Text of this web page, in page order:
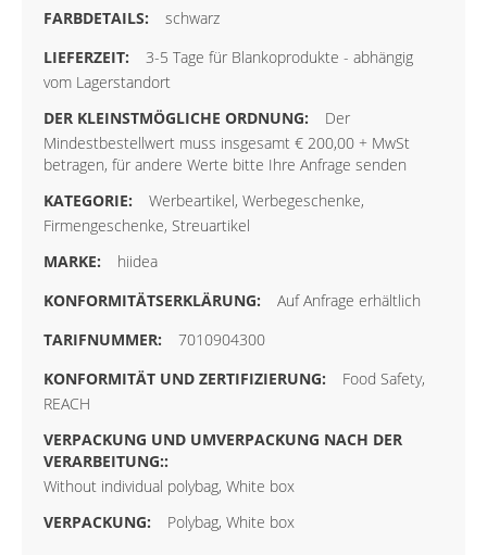
schwarz
3-5 Tage für Blankoprodukte - abhängig
vom Lagerstandort
Der
Mindestbestellwert muss insgesamt € 200,00 + MwSt
betragen, für andere Werte bitte Ihre Anfrage senden
Werbeartikel, Werbegeschenke,
Firmengeschenke, Streuartikel
hiidea
Auf Anfrage erhältlich
7010904300
Food Safety,
REACH
Without individual polybag, White box
Polybag, White box